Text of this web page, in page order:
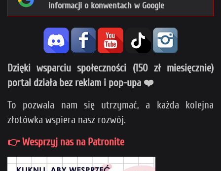
informacji o konwentach w Google
Dzięki wsparciu społeczności (150 zł miesięcznie)
portal działa bez reklam i pop-upa ❤️
To pozwala nam się utrzymać, a każda kolejna
złotówka wspiera nasz rozwój.
👉 Wesprzyj nas na Patronite